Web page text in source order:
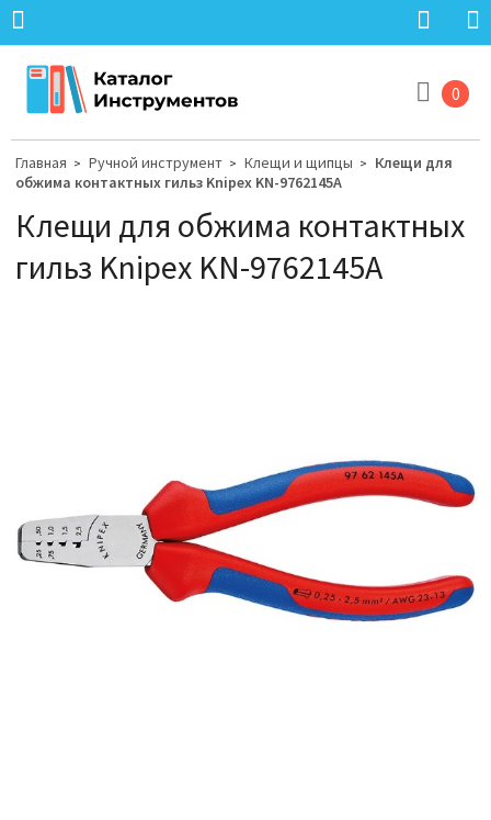
0
Главная > Ручной инструмент > Клещи и щипцы > Клещи для
обжима контактных гильз Knipex KN-9762145A
Клещи для обжима контактных
гильз Knipex KN-9762145A